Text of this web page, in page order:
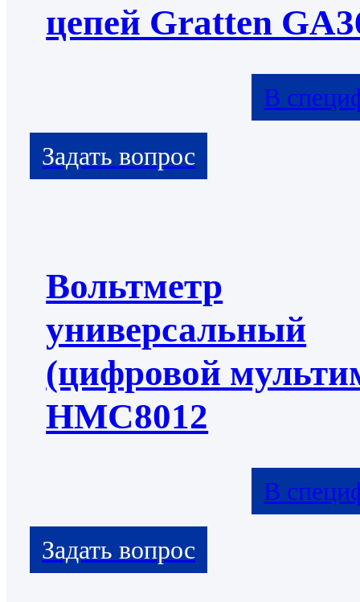
цепей Gratten
В
Вольтметр
универсальный
(цифровой
HMC8012
В